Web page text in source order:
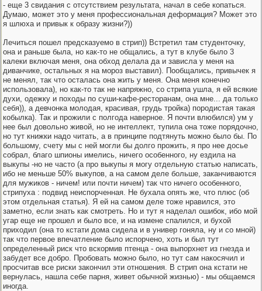
- еще 3 свидания с отсутствием результата, начал в себе копаться.
Думаю, может это у меня профессиональная деформация? Может это
я шлюха и привык к образу жизни?))
Лечиться пошел предсказуемо в стрип)) Встретил там студенточку,
она и раньше была, но как-то не общались, а тут в клубе было 3
калеки включая меня, она обход делала да и зависла у меня на
диванчике, остальных я на мороз выставил). Пообщались, привычек я
не менял, так что осталась она жить у меня. Она меня конечно
использовала), но как-то так не напряжно, со стрипа ушла, я ей всякие
духи, одежку и походы по суши-кафе-ресторанам, она мне... да только
себя)), а девчонка молодая, красивая, грудь тройка) породистая такая
кобылка). Так и прожили с полгода наверное. Я почти влюбился) ум у
нее был довольно живой, но не интеллект, тупила она тоже порядочно,
но тут книжки надо читать, а в принципе подтянуть можно было бы. По
большому, счету мы с ней могли бы долго прожить, я про нее досье
собрал, благо шпионы имелись, ничего особенного, ну ездила на
выкупы -но не часто (а про выкупы я могу отдельную статью написать,
ибо не меньше 50% выкупов, а на самом деле больше, заканчиваются
для мужиков - ничем! или почти ничем) так что ничего особенного,
стрипуха : подвид неиспорченная. Не бухала опять же, что плюс (об
этом отдельная статья). Я ей на самом деле тоже нравился, это
заметно, если знать как смотреть. Но и тут я наделал ошибок, ибо мой
угар еще не прошел и было все, и на измене спалился, и бухой
приходил (она то кстати дома сидела и в универ гоняла, ну и со мной)
так что первое впечатление было испорчено, хоть и был тут
определенный риск что вскормив птенца - она выпорхнет из гнезда и
забудет все добро. Пробовать можно было, но тут сам накосячил и
просчитав все риски закончил эти отношения. В стрип она кстати не
вернулась, нашла себе парня, живет обычной жизнью) - мы общаемся
иногда.